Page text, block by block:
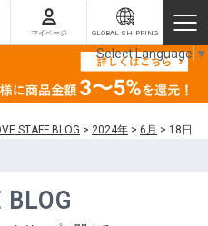
マイページ GLOBAL SHIPPING
STAFF BLOG > 2024年 > 6月 > 18日
BLOG
Select Language ▼